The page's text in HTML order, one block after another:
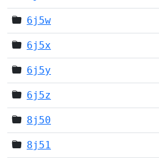
6j5w
6j5x
6j5y
6j5z
8j50
8j51